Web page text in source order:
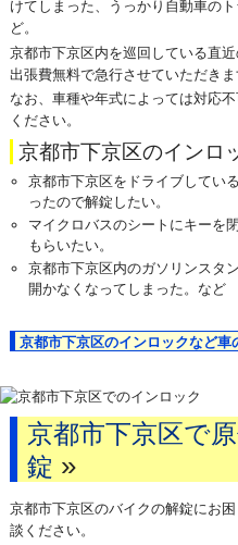
けてしまった、うっかり自動車の
ど。
京都市下京区内を巡回している直
出張費無料で急行させていただきま
なお、車種や年式によっては対応
ください。
京都市下京区のインロ
京都市下京区をドライブしてい
ったので解錠したい。
マイクロバスのシートにキーを
もらいたい。
京都市下京区内のガソリンスタ
開かなくなってしまった。など
京都市下京区のインロックなど車
京都市下京区で
錠 »
京都市下京区のバイクの解錠にお
談ください。